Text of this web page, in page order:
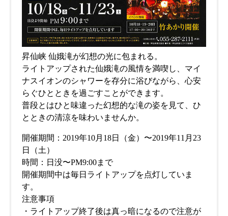
昇仙峡 仙娥滝が幻想の光に包まれる。
ライトアップされた仙娥滝の風情を満喫し、マイ
ナスイオンのシャワーを存分に浴びながら、心安
らぐひとときを過ごすことができます。
普段とはひと味違った幻想的な滝の姿を見て、ひ
とときの清涼を味わいませんか。
開催期間：2019年10月18日（金）〜2019年11月23
日（土）
時間：日没〜PM9:00まで
開催期間中は毎日ライトアップを点灯していま
す。
注意事項
・ライトアップ終了後は真っ暗になるので注意が